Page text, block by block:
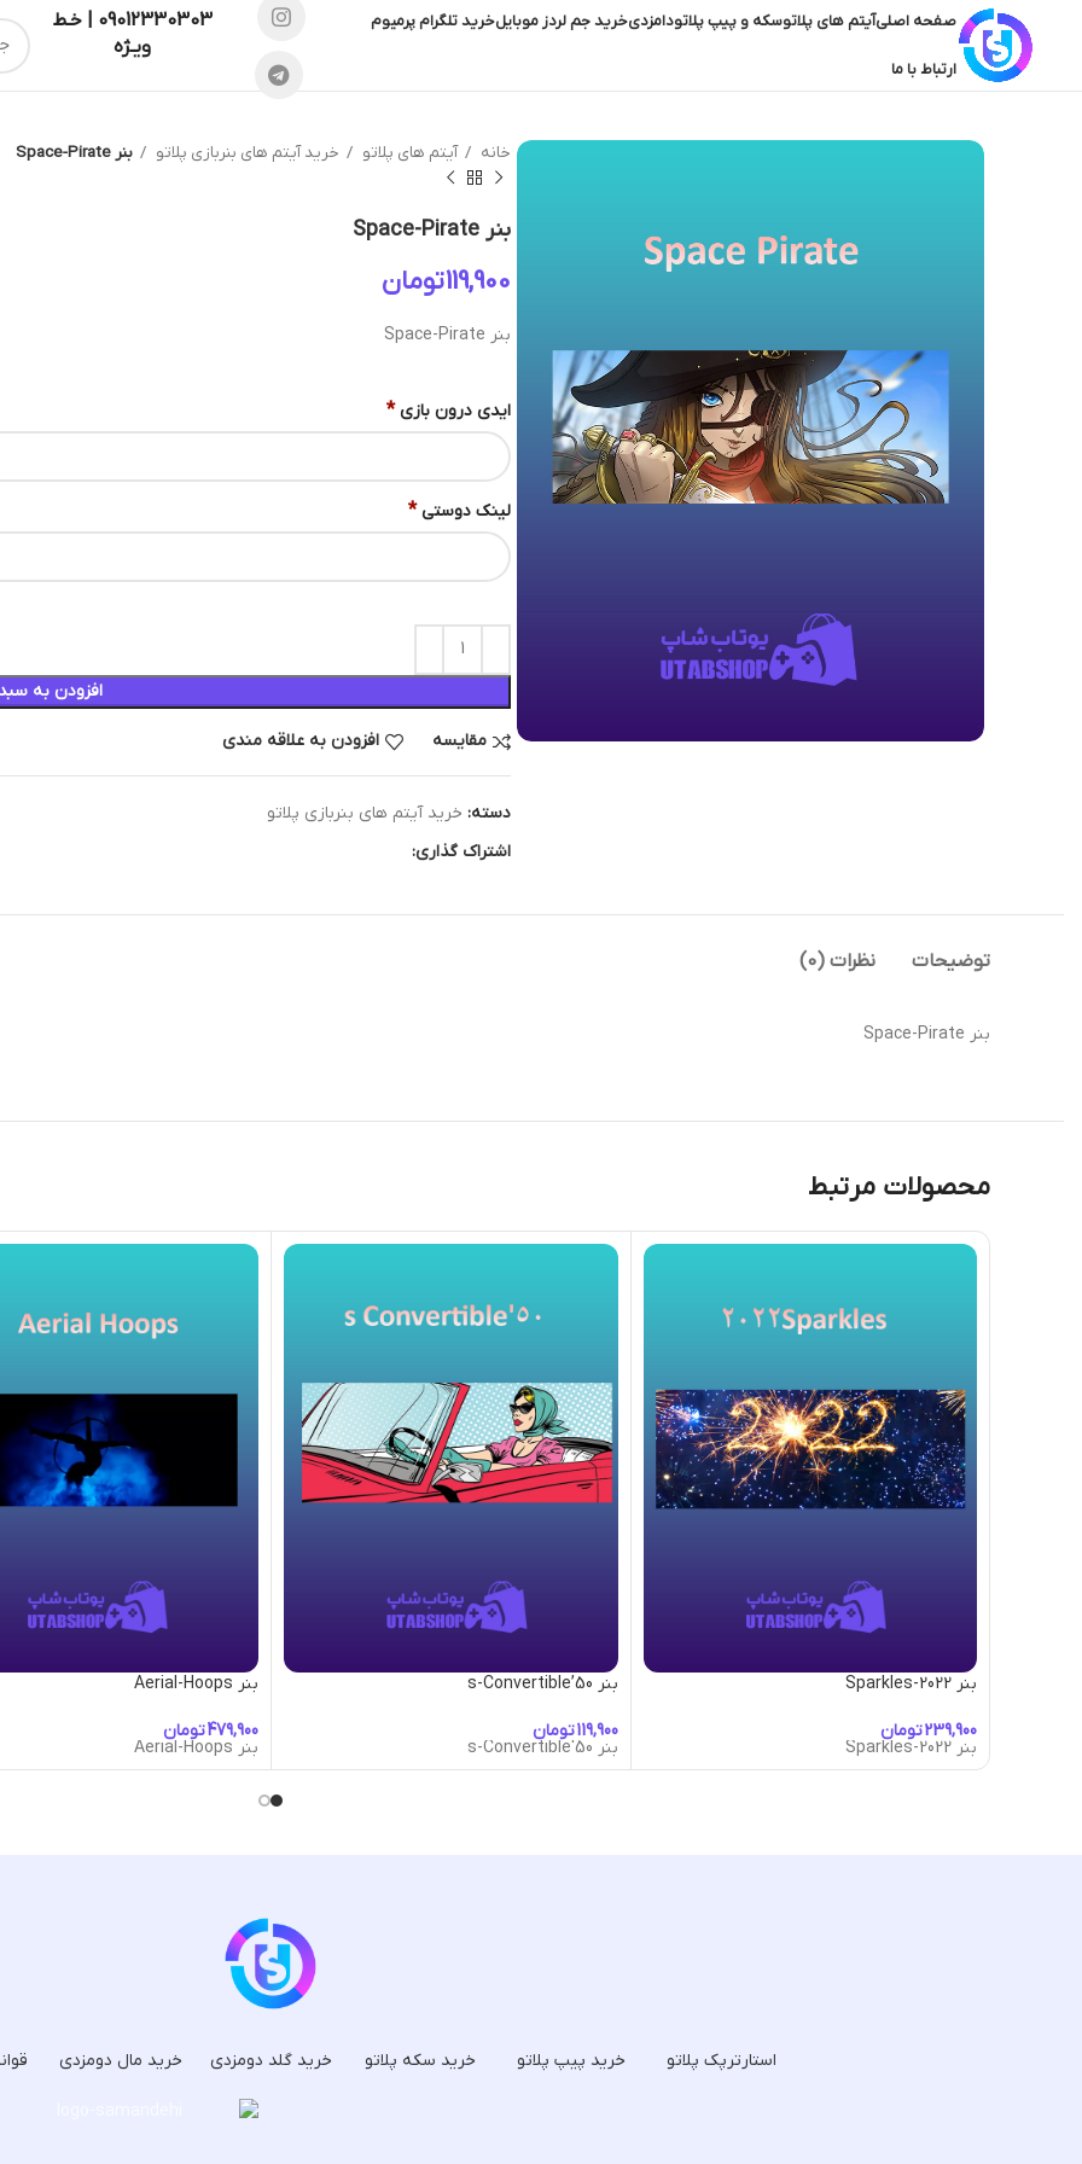
صفحه اصلیآیتم های پلاتوسکه و پیپ پلاتودامزدیخرید جم لردز موبایلخرید تلگرام پرمیوم
ارتباط با ما
09012330303 | خـط
ویـژه
خانه آیتم های پلاتو خرید آیتم های بنربازی پلاتو بنر Space-Pirate
بنر Space-Pirate
تومان
بنر Space-Pirate
ایدی درون بازی *
لینک دوستی *
افزودن به
مقایسه افزودن به علاقه مندی
دسته: خرید آیتم های بنربازی پلاتو
اشتراک گذاری:
توضیحات نظرات (0)
بنر Space-Pirate
محصولات مرتبط
بنر 2022-Sparkles
تومان
بنر 2022-Sparkles
بنر 50’s-Convertible
تومان
بنر 50's-Convertible
بنر Aerial-Hoops
تومان
بنر Aerial-Hoops
استارترپک پلاتو خرید پیپ پلاتو خرید سکه پلاتو خرید گلد دومزدی خرید مال دومزدی